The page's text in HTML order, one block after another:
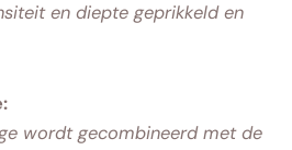
en diepte geprikkeld en
wordt gecombineerd met de